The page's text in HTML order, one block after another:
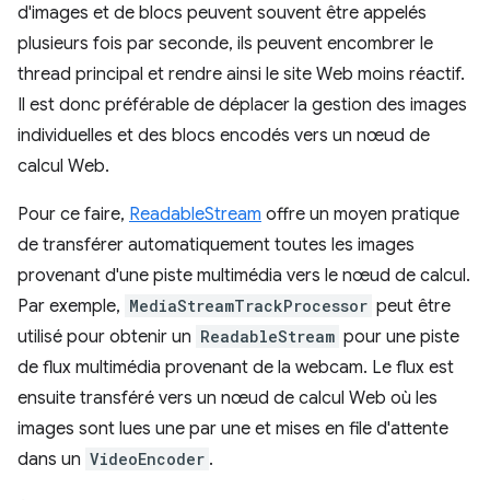
d'images et de blocs peuvent souvent être appelés
plusieurs fois par seconde, ils peuvent encombrer le
thread principal et rendre ainsi le site Web moins réactif.
Il est donc préférable de déplacer la gestion des images
individuelles et des blocs encodés vers un nœud de
calcul Web.
Pour ce faire, ReadableStream offre un moyen pratique
de transférer automatiquement toutes les images
provenant d'une piste multimédia vers le nœud de calcul.
Par exemple, MediaStreamTrackProcessor peut être
utilisé pour obtenir un ReadableStream pour une piste
de flux multimédia provenant de la webcam. Le flux est
ensuite transféré vers un nœud de calcul Web où les
images sont lues une par une et mises en file d'attente
dans un VideoEncoder .